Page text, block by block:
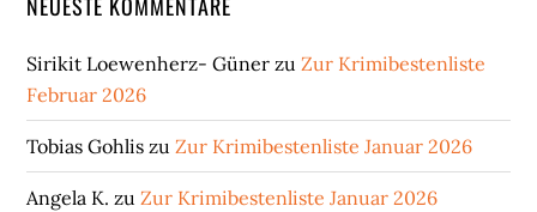
Sirikit Loewenherz- Güner zuZur Krimibestenliste
Februar 2026
Tobias Gohlis zuZur Krimibestenliste Januar 2026
Angela K. zuZur Krimibestenliste Januar 2026